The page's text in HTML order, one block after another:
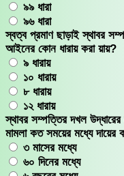
৯৯ ধারা
৯৬ ধারা
স্বত্ব প্রমাণ ছাড়াই স্থাবর
আইনের কোন ধারায় করা য়ায়?
৯ ধারায়
১০ ধারায়
৮ ধারায়
১২ ধারায়
স্থাবর সম্পত্তির দখল উদ্ধারের
মামলা কত সময়ের মধ্যে দায়ের
৩ মাসের মধ্যে
৬০ দিনের মধ্যে